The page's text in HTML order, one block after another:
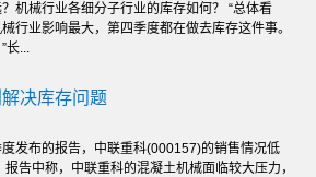
机械行业各细分子行业的库存如何？ “总体看
行业影响最大，第四季度都在做去库存这件事。
长...
决库存问题
发布的报告，中联重科(000157)的销售情况低
告中称，中联重科的混凝土机械面临较大压力，